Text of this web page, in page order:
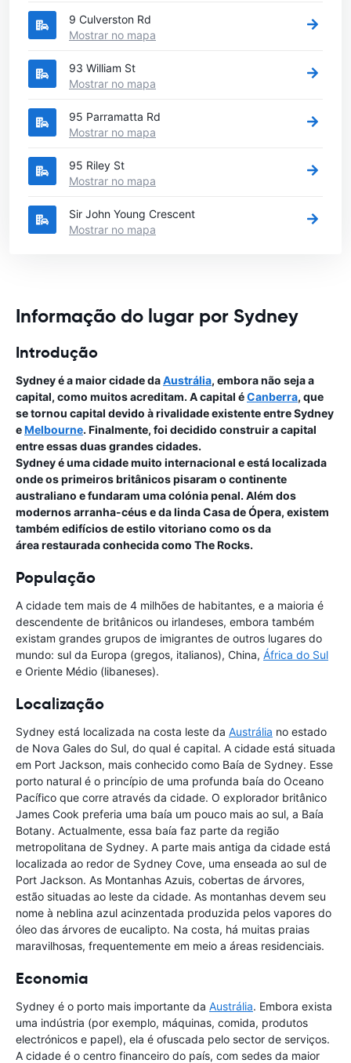
9 Culverston Rd
Mostrar no mapa
93 William St
Mostrar no mapa
95 Parramatta Rd
Mostrar no mapa
95 Riley St
Mostrar no mapa
Sir John Young Crescent
Mostrar no mapa
Informação do lugar por Sydney
Introdução
Sydney é a maior cidade daAustrália, embora não seja a
capital, como muitos acreditam. A capital éCanberra, que
se tornou capital devido à rivalidade existente entre Sydney
eMelbourne. Finalmente, foi decidido construir a capital
entre essas duas grandes cidades.
Sydney é uma cidade muito internacional e está localizada
onde os primeiros britânicos pisaram o continente
australiano e fundaram uma colónia penal. Além dos
modernos arranha-céus e da linda Casa de Ópera, existem
também edifícios de estilo vitoriano como os da
área restaurada conhecida como The Rocks.
População
A cidade tem mais de 4 milhões de habitantes, e a maioria é
descendente de britânicos ou irlandeses, embora também
existam grandes grupos de imigrantes de outros lugares do
mundo: sul da Europa (gregos, italianos), China, África do Sul
e Oriente Médio (libaneses).
Localização
Sydney está localizada na costa leste da Austrália no estado
de Nova Gales do Sul, do qual é capital. A cidade está situada
em Port Jackson, mais conhecido como Baía de Sydney. Esse
porto natural é o princípio de uma profunda baía do Oceano
Pacífico que corre através da cidade. O explorador britânico
James Cook preferia uma baía um pouco mais ao sul, a Baía
Botany. Actualmente, essa baía faz parte da região
metropolitana de Sydney. A parte mais antiga da cidade está
localizada ao redor de Sydney Cove, uma enseada ao sul de
Port Jackson. As Montanhas Azuis, cobertas de árvores,
estão situadas ao leste da cidade. As montanhas devem seu
nome à neblina azul acinzentada produzida pelos vapores do
óleo das árvores de eucalipto. Na costa, há muitas praias
maravilhosas, frequentemente em meio a áreas residenciais.
Economia
Sydney é o porto mais importante da Austrália. Embora exista
uma indústria (por exemplo, máquinas, comida, produtos
electrónicos e papel), ela é ofuscada pelo sector de serviços.
A cidade é o centro financeiro do país, com sedes da maior